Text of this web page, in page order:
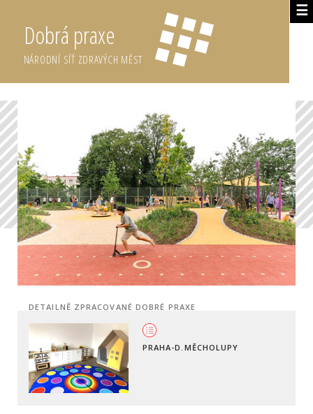
☰
Dobrá praxe
NÁRODNÍ SÍŤ ZDRAVÝCH MĚST
DETAILNĚ ZPRACOVANÉ DOBRÉ PRAXE
PRAHA-D.MĚCHOLUPY